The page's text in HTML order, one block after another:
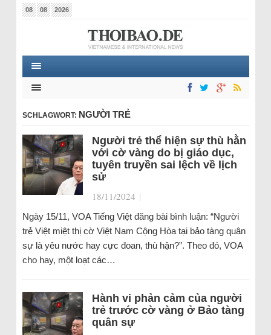
08 08 2026
SCHLAGWORT: NGƯỜI TRẺ
Người trẻ thể hiện sự thù hằn
với cờ vàng do bị giáo dục,
tuyên truyền sai lệch về lịch
sử
18/11/2024 |
Ngày 15/11, VOA Tiếng Việt đăng bài bình luận: “Người
trẻ Việt miệt thị cờ Việt Nam Cộng Hòa tại bảo tàng quân
sự là yêu nước hay cực đoan, thù hận?”. Theo đó, VOA
cho hay, một loạt các…
Hành vi phản cảm của người
trẻ trước cờ vàng ở Bảo tàng
quân sự